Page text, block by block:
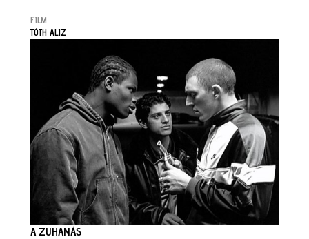
FILM
TÓTH ALIZ
A ZUHANÁS